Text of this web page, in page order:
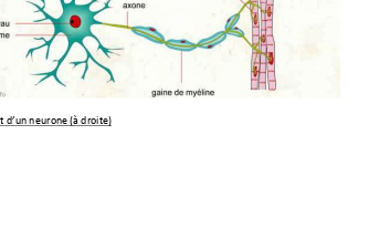
d’un neurone (à droite)